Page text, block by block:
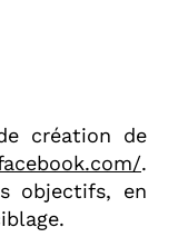
création de
.
objectifs, en